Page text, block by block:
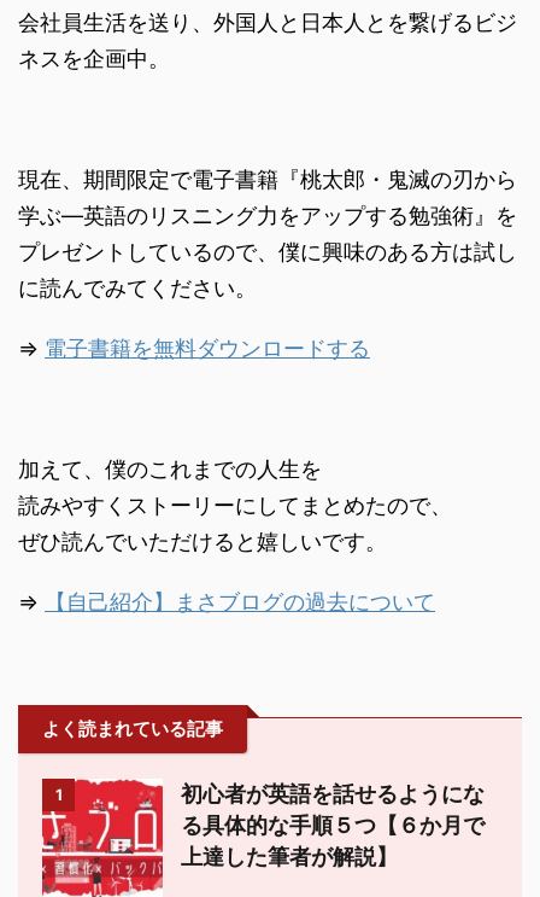
会社員生活を送り、外国人と日本人とを繋げるビジ
ネスを企画中。
現在、期間限定で電子書籍『桃太郎・鬼滅の刃から
学ぶ―英語のリスニング力をアップする勉強術』を
プレゼントしているので、僕に興味のある方は試し
に読んでみてください。
⇒ 電子書籍を無料ダウンロードする
加えて、僕のこれまでの人生を
読みやすくストーリーにしてまとめたので、
ぜひ読んでいただけると嬉しいです。
⇒ 【自己紹介】まさブログの過去について
よく読まれている記事
1
初心者が英語を話せるようにな
る具体的な手順５つ【６か月で
上達した筆者が解説】